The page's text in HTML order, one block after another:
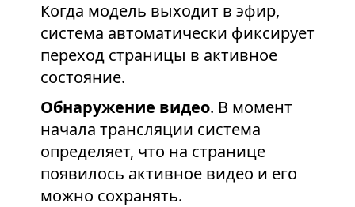
Когда модель выходит в эфир,
система автоматически фиксирует
переход страницы в активное
состояние.
Обнаружение видео. В момент
начала трансляции система
определяет, что на странице
появилось активное видео и его
можно сохранять.